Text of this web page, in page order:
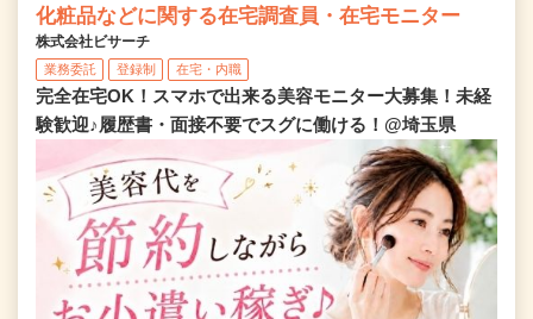
化粧品などに関する在宅調査員・在宅モニター
株式会社ビサーチ
業務委託 登録制 在宅・内職
完全在宅OK！スマホで出来る美容モニター大募集！未経
験歓迎♪履歴書・面接不要でスグに働ける！@埼玉県